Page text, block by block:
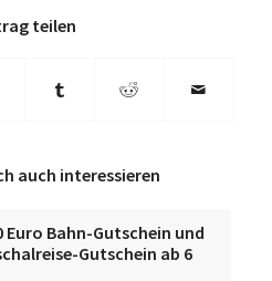
teilen
auch interessieren
Euro Bahn-Gutschein und
Gutschein ab 6